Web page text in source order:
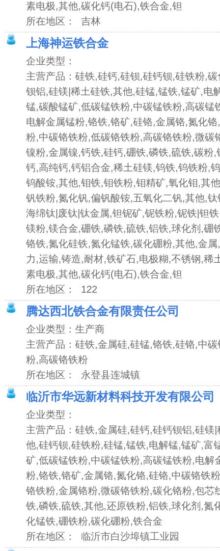
素电极,其他,碳化钙(电石),铁合金,钽
所在地区： 吉林
上海神运铁合金
企业类型：
主营产品：硅铁,硅钙,硅钡,硅钙钡,硅铁粉,
钡铝,硅镁|稀土硅铁,其他,硅锰,锰铁,锰矿,电
锰,碳酸锰矿,低碳锰铁粉,中碳锰铁粉,高碳锰
电解金属锰粉,铬铁,铬矿,硅铬,金属铬,氮化
粉,中碳铬铁粉,低碳铬铁粉,高碳铬铁粉,微碳
镍粉,金属镍,钙铁,硅钙,硼铁,磷铁,硫铁,碳粉,
钙,高纯钙,钙铝合金,稀土硅镁,钨铁,钨铁粉,
钨酸铵,其他,钼铁,钼铁粉,钼精矿,氧化钼,其
钒铁粉,氮化钒,偏钒酸铵,五氧化二钒,其他,
海绵钛|废钛|钛金属,钽铌矿,铌铁粉,铌铁|钽
镁粉,镁合金,硼铁,磷铁,硫铁,铝铁,球化剂,硼
铬铁,氮化硅铁,氮化锰铁,碳化硼粉,其他,金
力,运输,铸造,耐材,铁矿石,电极糊,不锈钢,稀
素电极,其他,碳化钙(电石),铁合金,钽
所在地区： 122
腾达西北铁合金有限责任公司
企业类型：生产商
主营产品：硅铁,金属硅,硅锰,铬铁,硅铬,中
粉,高碳铬铁粉
所在地区： 永登县连城镇
临沂市华远新材料科技开发有限公司
企业类型：
主营产品：硅铁,金属硅,硅钙,硅钙钡铝,硅镁
他,硅钙钡,硅铁粉,硅锰,锰铁,电解锰,锰矿,富
矿,低碳锰铁粉,中碳锰铁粉,高碳锰铁粉,电解
粉,铬铁,铬矿,金属铬,氮化铬,硅铬,中碳铬铁
铬铁粉,金属铬粉,微碳铬铁粉,碳化铬粉,包芯
铁,磷铁,硫铁,其他,还原铁粉,铝铁,球化剂,氮
化锰铁,硼铁粉,碳化硼粉,铁合金
所在地区： 临沂市白沙埠镇工业园